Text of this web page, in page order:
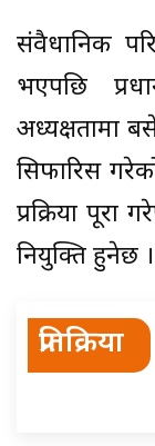
संवैधानिक
भएपछि
अध्यक्षतामा
सिफारिस
प्रक्रिया पूरा
नियुक्ति हुनेछ ।
प्रतिक्रिया